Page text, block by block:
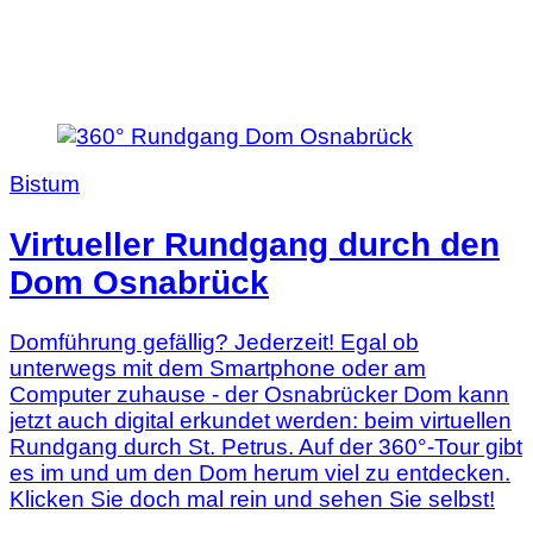
Bistum
Virtueller Rundgang durch den
Dom Osnabrück
Domführung gefällig? Jederzeit! Egal ob
unterwegs mit dem Smartphone oder am
Computer zuhause - der Osnabrücker Dom kann
jetzt auch digital erkundet werden: beim virtuellen
Rundgang durch St. Petrus. Auf der 360°-Tour gibt
es im und um den Dom herum viel zu entdecken.
Klicken Sie doch mal rein und sehen Sie selbst!